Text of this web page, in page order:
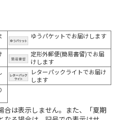
ゆうパケットでお届けします
定形外郵便(簡易書留)でお届
けします
レターパックライトでお届け
します
合は表示しません。また、「夏期